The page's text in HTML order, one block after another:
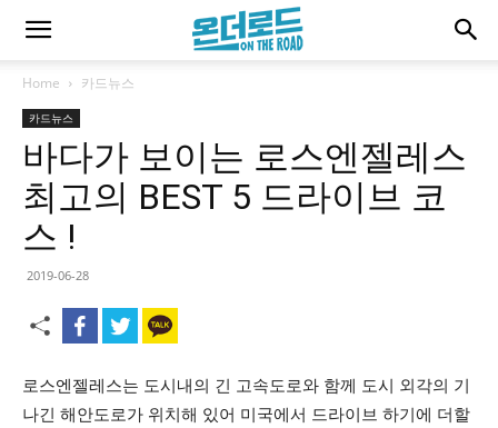
Home 카드뉴스
카드뉴스
바다가 보이는 로스엔젤레스
최고의 BEST 5 드라이브 코
스 !
2019-06-28
로스엔젤레스는 도시내의 긴 고속도로와 함께 도시 외각의 기
나긴 해안도로가 위치해 있어 미국에서 드라이브 하기에 더할